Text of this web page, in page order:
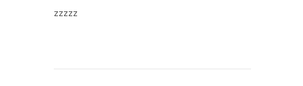
zzzzz